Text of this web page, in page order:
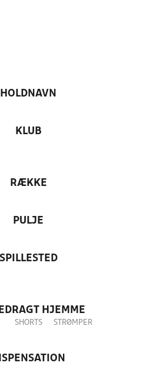
HOLDNAVN
KLUB
RÆKKE
PULJE
SPILLESTED
HJEMME
SHORTS STRØMPER